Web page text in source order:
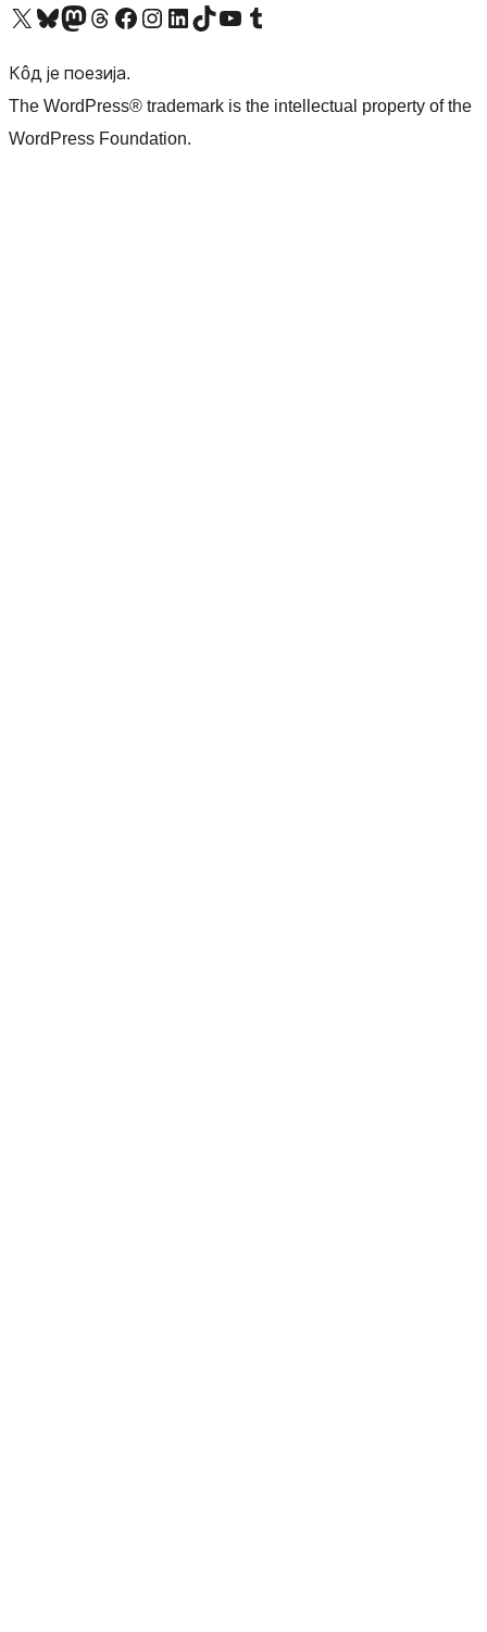
Visit our X (formerly Twitter) account
Посетите наш Bluesky налог
Visit our Mastodon account
Посетите наш налог на Threads-у Visit our Facebook pageПосетите наш Инстаграм налог
Visit our LinkedIn account
Посетите наш TikTok налог
Visit our YouTube channel
Посетите наш Tumblr налог
Кôд је поезија.
The WordPress® trademark is the intellectual property of the
WordPress Foundation.